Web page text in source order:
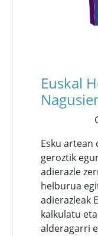
Euskal
Esku artean
geroztik
adierazle
helburua
adierazleak
kalkulatu
alderagarri